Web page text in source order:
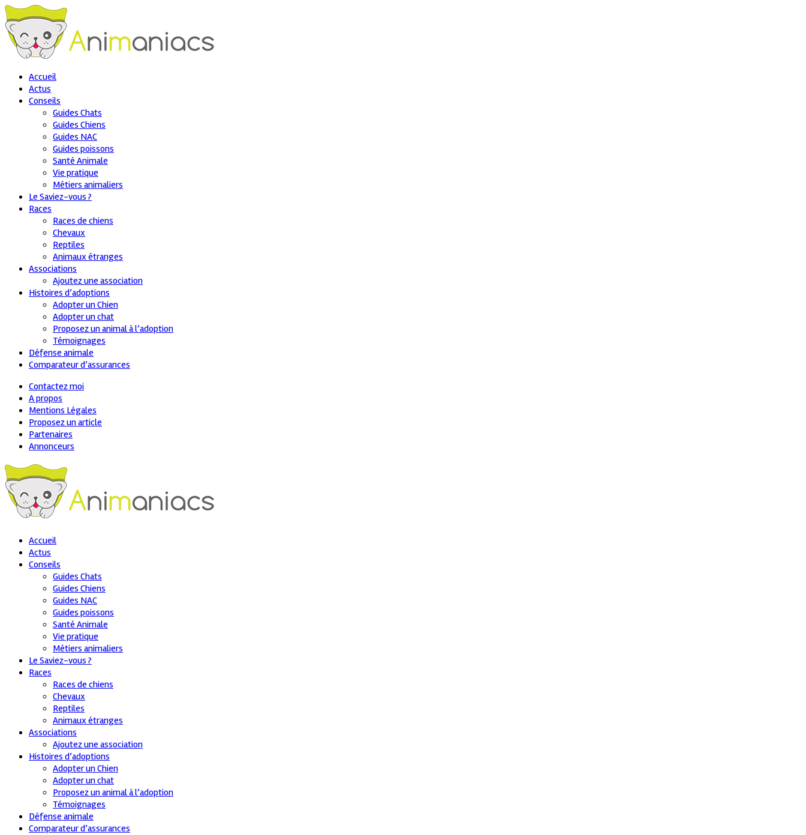
Accueil
Actus
Conseils
Guides Chats
Guides Chiens
Guides NAC
Guides poissons
Santé Animale
Vie pratique
Métiers animaliers
Le Saviez-vous ?
Races
Races de chiens
Chevaux
Reptiles
Animaux étranges
Associations
Ajoutez une association
Histoires d’adoptions
Adopter un Chien
Adopter un chat
Proposez un animal à l’adoption
Témoignages
Défense animale
Comparateur d’assurances
Contactez moi
A propos
Mentions Légales
Proposez un article
Partenaires
Annonceurs
Accueil
Actus
Conseils
Guides Chats
Guides Chiens
Guides NAC
Guides poissons
Santé Animale
Vie pratique
Métiers animaliers
Le Saviez-vous ?
Races
Races de chiens
Chevaux
Reptiles
Animaux étranges
Associations
Ajoutez une association
Histoires d’adoptions
Adopter un Chien
Adopter un chat
Proposez un animal à l’adoption
Témoignages
Défense animale
Comparateur d’assurances